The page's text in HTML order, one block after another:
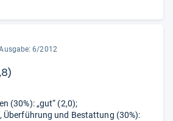
6/2012
(30%): „gut“ (2,0);
und Bestattung (30%):